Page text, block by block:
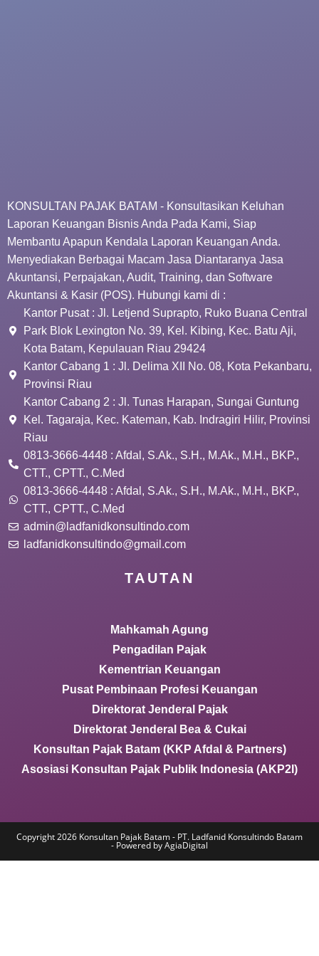
KONSULTAN PAJAK BATAM - Konsultasikan Keluhan
Laporan Keuangan Bisnis Anda Pada Kami, Siap
Membantu Apapun Kendala Laporan Keuangan Anda.
Menyediakan Berbagai Macam Jasa Diantaranya Jasa
Akuntansi, Perpajakan, Audit, Training, dan Software
Akuntansi & Kasir (POS). Hubungi kami di :
Kantor Pusat : Jl. Letjend Suprapto, Ruko Buana Central
Park Blok Lexington No. 39, Kel. Kibing, Kec. Batu Aji,
Kota Batam, Kepulauan Riau 29424
Kantor Cabang 1 : Jl. Delima XII No. 08, Kota Pekanbaru,
Provinsi Riau
Kantor Cabang 2 : Jl. Tunas Harapan, Sungai Guntung
Kel. Tagaraja, Kec. Kateman, Kab. Indragiri Hilir, Provinsi
Riau
0813-3666-4448 : Afdal, S.Ak., S.H., M.Ak., M.H., BKP.,
CTT., CPTT., C.Med
0813-3666-4448 : Afdal, S.Ak., S.H., M.Ak., M.H., BKP.,
CTT., CPTT., C.Med
admin@ladfanidkonsultindo.com
ladfanidkonsultindo@gmail.com
TAUTAN
Mahkamah Agung
Pengadilan Pajak
Kementrian Keuangan
Pusat Pembinaan Profesi Keuangan
Direktorat Jenderal Pajak
Direktorat Jenderal Bea & Cukai
Konsultan Pajak Batam (KKP Afdal & Partners)
Asosiasi Konsultan Pajak Publik Indonesia (AKP2I)
Copyright 2026 Konsultan Pajak Batam - PT. Ladfanid Konsultindo Batam
- Powered by AgiaDigital